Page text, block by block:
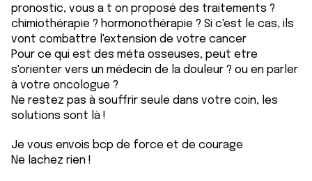
pronostic, vous a t on proposé des traitements ?
chimiothérapie ? hormonothérapie ? Si c'est le cas, ils
vont combattre l'extension de votre cancer
Pour ce qui est des méta osseuses, peut etre
s'orienter vers un médecin de la douleur ? ou en parler
à votre oncologue ?
Ne restez pas à souffrir seule dans votre coin, les
solutions sont là !
Je vous envois bcp de force et de courage
Ne lachez rien !